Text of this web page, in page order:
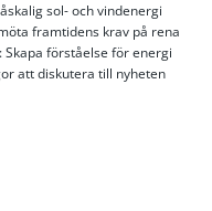
sol- och vindenergi
framtidens krav på rena
förståelse för energi
att diskutera till nyheten